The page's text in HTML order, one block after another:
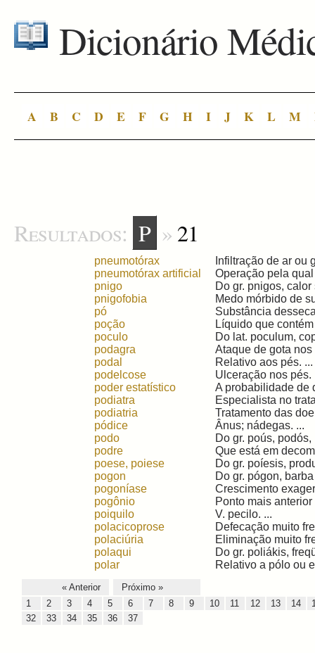
Dicionário
A B C D E F G H I J K L M
Resultados: P » 21
pneumotórax
Infiltração de ar ou
pneumotórax artificial
Operação pela
pnigo
Do gr. pnigos,
pnigofobia
Medo mórbido de
pó
Substância
poção
Líquido que
poculo
Do lat. poculum,
podagra
Ataque de gota
podal
Relativo aos pés. ...
podelcose
Ulceração nos pés.
poder estatístico
A probabilidade de
podiatra
Especialista no
podiatria
Tratamento das
pódice
Ânus; nádegas. ...
podo
Do gr. poús,
podre
Que está em
poese, poiese
Do gr. poíesis,
pogon
Do gr. pógon,
pogoníase
Crescimento
pogônio
Ponto mais
poiquilo
V. pecilo. ...
polacicoprose
Defecação muito
polaciúria
Eliminação muito
polaqui
Do gr. poliákis,
polar
Relativo a pólo ou
« Anterior
Próximo »
1
2 3 4 5 6 7 8 9 10 11 12 13 14
32
33 34 35 36 37